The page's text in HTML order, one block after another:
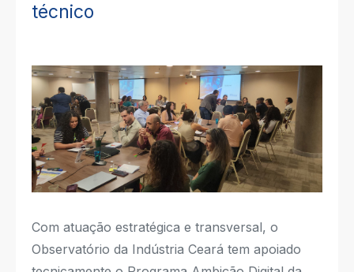
técnico
Com atuação estratégica e transversal, o
Observatório da Indústria Ceará tem apoiado